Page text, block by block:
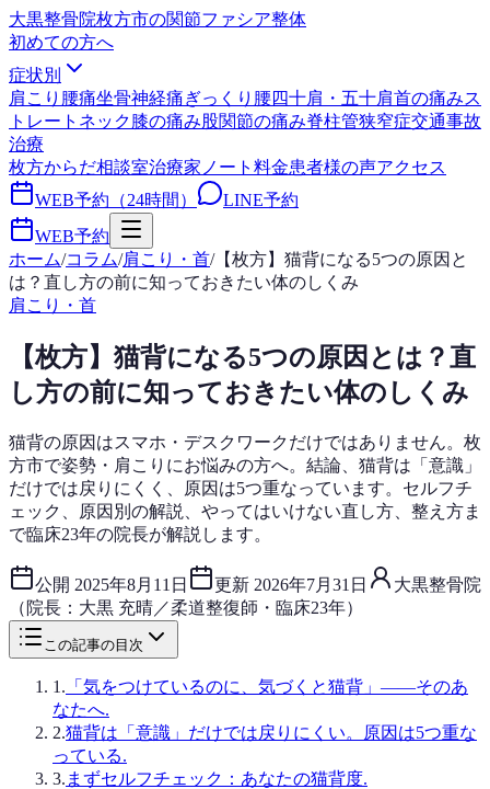
大黒整骨院枚方市の関節ファシア整体
初めての方へ
症状別
肩こり 腰痛坐骨神経痛ぎっくり腰四十肩・五十肩首の痛みス
トレートネック膝の痛み股関節の痛み脊柱管狭窄症交通事故
治療
枚方からだ相談室治療家ノート 料金患者様の声アクセス
WEB予約（24時間）
LINE予約
WEB予約
ホーム/コラム/肩こり・首/【枚方】猫背になる5つの原因と
は？直し方の前に知っておきたい体のしくみ
肩こり・首
【枚方】猫背になる5つの原因とは？直
し方の前に知っておきたい体のしくみ
猫背の原因はスマホ・デスクワークだけではありません。枚
方市で姿勢・肩こりにお悩みの方へ。結論、猫背は「意識」
だけでは戻りにくく、原因は5つ重なっています。セルフチ
ェック、原因別の解説、やってはいけない直し方、整え方ま
で臨床23年の院長が解説します。
公開 2025年8月11日 更新 2026年7月31日
大黒整骨院
（院長：大黒 充晴／柔道整復師・臨床23年）
この記事の目次
1 . 「気をつけているのに、気づくと猫背」——そのあ
なたへ.
2.猫背は「意識」だけでは戻りにくい。原因は5つ重な
っている.
3. まずセルフチェック：あなたの猫背度.